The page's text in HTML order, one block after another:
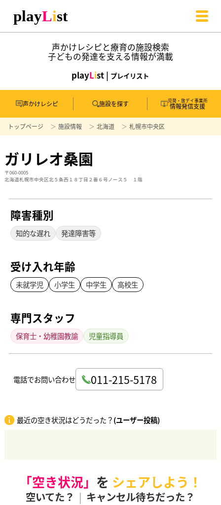
声かけレシピと療育の施設検索
子どもの発達を支える情報が満載
playList | プレイリスト
声かけレシピ 施設を探す 児発・放デイ事業所
情報発信支援
トップページ 施設情報 北海道 札幌市中央区
ガリレオ桑園
〒060-0005
北海道札幌市中央区北５条西１８丁目２番６号ノース５ １階
障害種別
知的な遅れ 発達障害等
受け入れ年齢
未就学児 小学生 中学生 高校生
専門スタッフ
保育士・幼稚園教諭 児童指導員
電話でお問い合わせ 011-215-5178
最近の空き状況はどうだった？(ユーザー投稿)
「空き状況」 を シェアしよう！
空いてた？ | キャンセル待ちだった？